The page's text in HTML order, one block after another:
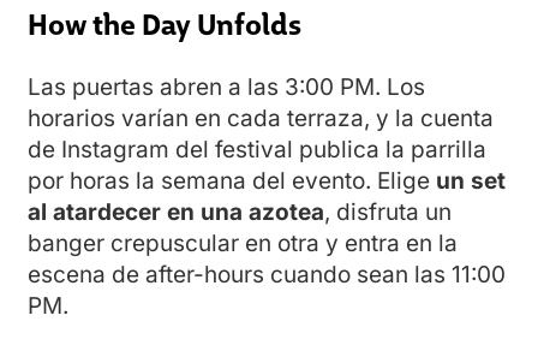
How the Day Unfolds
Las puertas abren a las 3:00 PM. Los
horarios varían en cada terraza, y la cuenta
de Instagram del festival publica la parrilla
por horas la semana del evento. Elige un set
al atardecer en una azotea, disfruta un
banger crepuscular en otra y entra en la
escena de after-hours cuando sean las 11:00
PM.